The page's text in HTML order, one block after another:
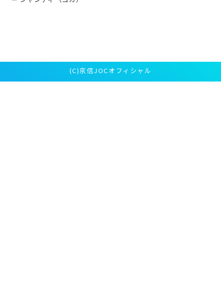
(C)京信JOCオフィシャル